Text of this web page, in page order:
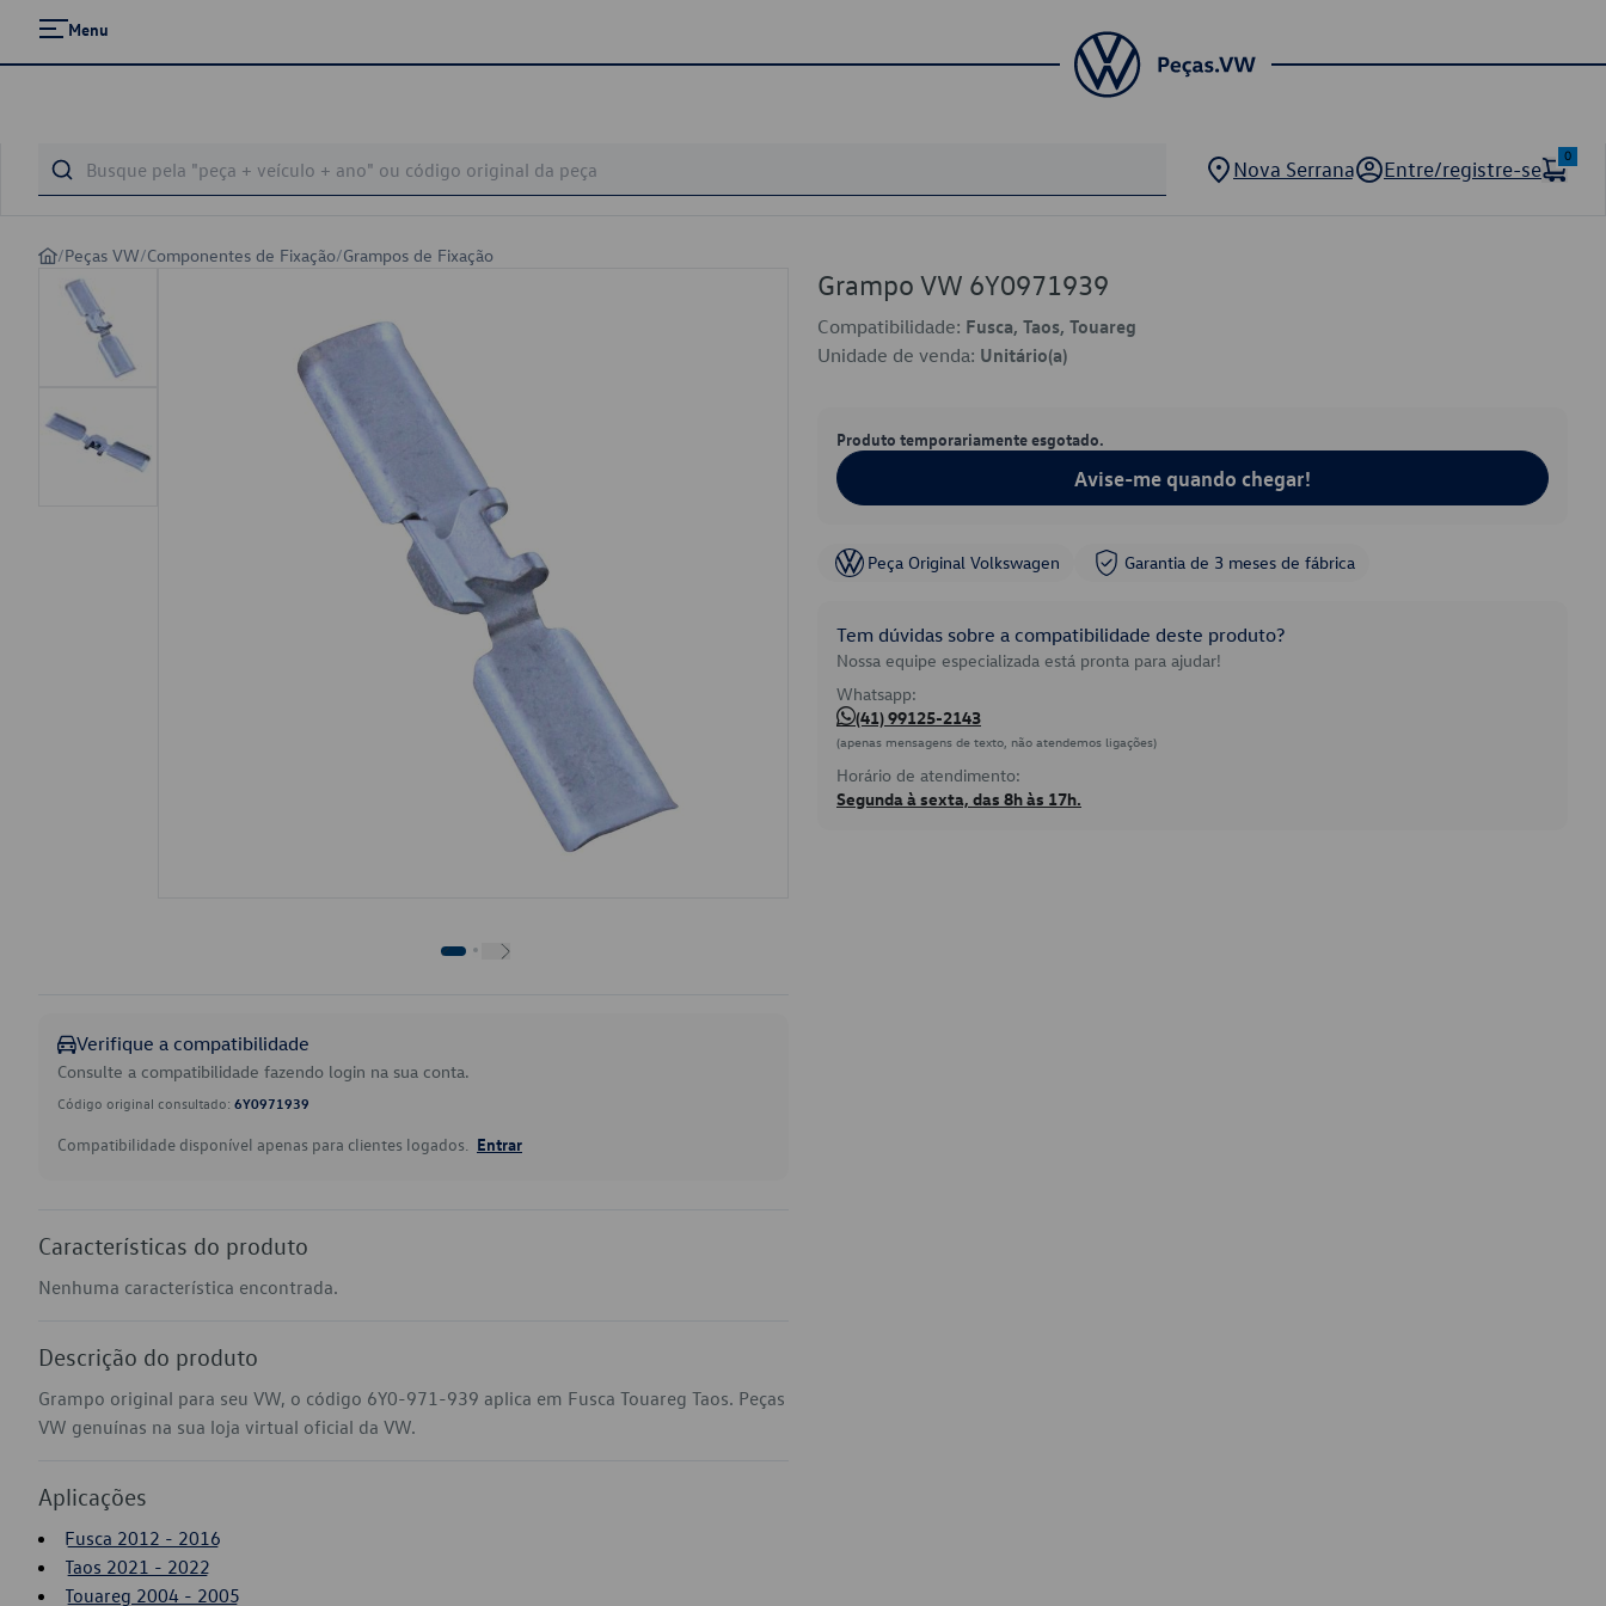
Menu
Nova Serrana Entre/registre-se
0
/Peças VW/Componentes de Fixação/Grampos de Fixação
Verifique a compatibilidade
Consulte a compatibilidade fazendo login na sua conta.
Código original consultado: 6Y0971939
Compatibilidade disponível apenas para clientes logados. Entrar
Características do produto
Nenhuma característica encontrada.
Descrição do produto
Grampo original para seu VW, o código 6Y0-971-939 aplica em Fusca Touareg Taos. Peças
VW genuínas na sua loja virtual oficial da VW.
Aplicações
Fusca 2012 - 2016
Taos 2021 - 2022
Touareg 2004 - 2005
Grampo VW 6Y0971939
Compatibilidade: Fusca, Taos, Touareg
Unidade de venda: Unitário(a)
Produto temporariamente esgotado.
Avise-me quando chegar!
Peça Original Volkswagen Garantia de 3 meses de fábrica
Tem dúvidas sobre a compatibilidade deste produto?
Nossa equipe especializada está pronta para ajudar!
Whatsapp:
(41) 99125-2143
(apenas mensagens de texto, não atendemos ligações)
Horário de atendimento:
Segunda à sexta, das 8h às 17h.